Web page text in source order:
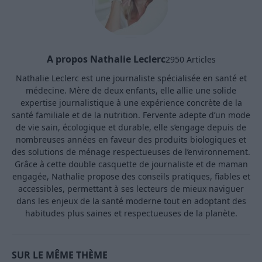
A propos Nathalie Leclerc2950 Articles
Nathalie Leclerc est une journaliste spécialisée en santé et
médecine. Mère de deux enfants, elle allie une solide
expertise journalistique à une expérience concrète de la
santé familiale et de la nutrition. Fervente adepte d’un mode
de vie sain, écologique et durable, elle s’engage depuis de
nombreuses années en faveur des produits biologiques et
des solutions de ménage respectueuses de l’environnement.
Grâce à cette double casquette de journaliste et de maman
engagée, Nathalie propose des conseils pratiques, fiables et
accessibles, permettant à ses lecteurs de mieux naviguer
dans les enjeux de la santé moderne tout en adoptant des
habitudes plus saines et respectueuses de la planète.
SUR LE MÊME THÈME